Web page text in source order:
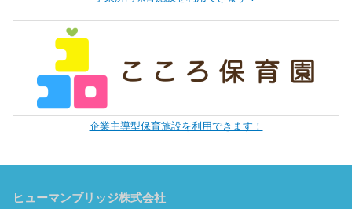
企業主導型保育施設を利用できます！
ヒューマンブリッジ株式会社